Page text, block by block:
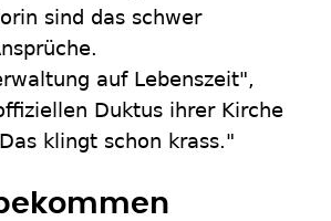
sind das schwer
auf Lebenszeit",
Duktus ihrer Kirche
klingt schon krass."